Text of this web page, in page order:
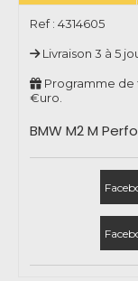
Ref : 4314605
Livraison 3 à 5
Programme de
€uro.
BMW M2 M